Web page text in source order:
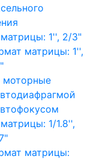
1'', 2/3"
матрицы: 1'',
моторные
1/1.8'',
матрицы: